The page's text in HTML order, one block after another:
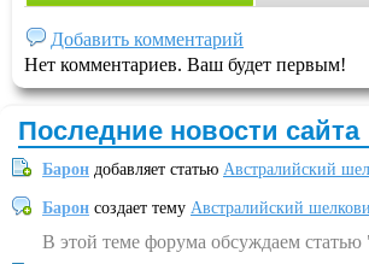
Добавить комментарий
Нет комментариев. Ваш будет первым!
Последние новости сайта
Барон добавляет статью Австралийский
Барон создает тему Австралийский
В этой теме форума обсуждаем